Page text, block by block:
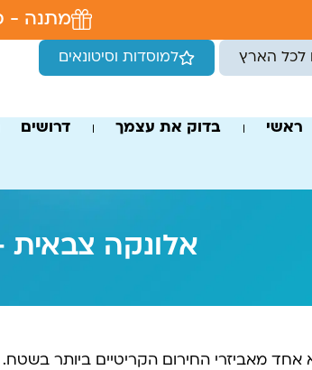
מתנה -
לכל הארץ למוסדות וסיטונאים
ראשי בדוק את עצמך דרושים
אלונקה צבאית
אחד מאביזרי החירום הקריטיים ביותר